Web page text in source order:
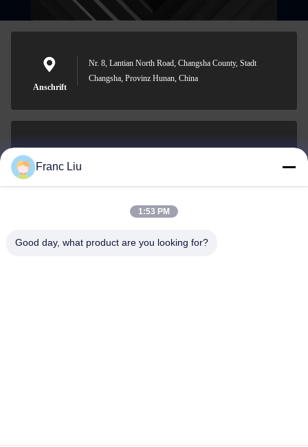
Anschrift
Nr. 8, Lantian North Road, Changsha County, Stadt
Changsha, Provinz Hunan, China
E-Mail-Adresse
0086-15367845621
Franc Liu
1:53 PM
Good day, what product are you looking for?